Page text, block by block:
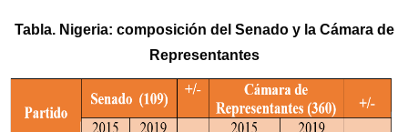
Tabla. Nigeria: composición del Senado y la Cámara de
Representantes